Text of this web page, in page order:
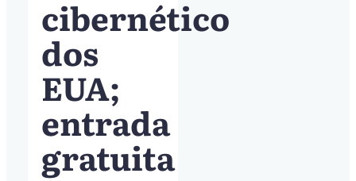
cibernético
dos
EUA;
entrada
gratuita